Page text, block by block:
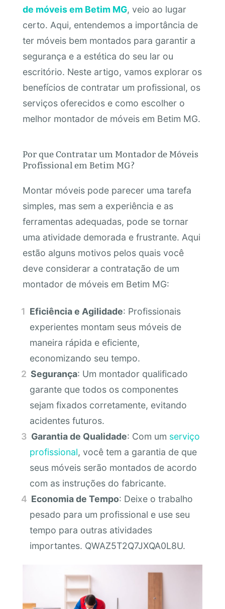
de móveis em Betim MG, veio ao lugar
certo. Aqui, entendemos a importância de
ter móveis bem montados para garantir a
segurança e a estética do seu lar ou
escritório. Neste artigo, vamos explorar os
benefícios de contratar um profissional, os
serviços oferecidos e como escolher o
melhor montador de móveis em Betim MG.
Por que Contratar um Montador de Móveis
Profissional em Betim MG?
Montar móveis pode parecer uma tarefa
simples, mas sem a experiência e as
ferramentas adequadas, pode se tornar
uma atividade demorada e frustrante. Aqui
estão alguns motivos pelos quais você
deve considerar a contratação de um
montador de móveis em Betim MG:
Eficiência e Agilidade: Profissionais
experientes montam seus móveis de
maneira rápida e eficiente,
economizando seu tempo.
Segurança: Um montador qualificado
garante que todos os componentes
sejam fixados corretamente, evitando
acidentes futuros.
Garantia de Qualidade: Com um serviço
profissional, você tem a garantia de que
seus móveis serão montados de acordo
com as instruções do fabricante.
Economia de Tempo: Deixe o trabalho
pesado para um profissional e use seu
tempo para outras atividades
importantes. QWAZ5T2Q7JXQA0L8U.